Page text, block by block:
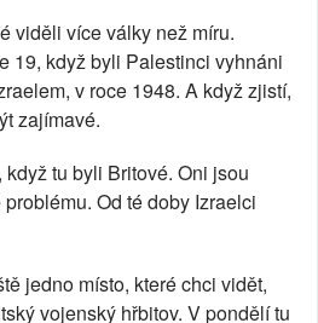
viděli více války než míru.
19, když byli Palestinci vyhnáni
v roce 1948. A když zjistí,
zajímavé.
tu byli Britové. Oni jsou
Od té doby Izraelci
jedno místo, které chci vidět,
vojenský hřbitov. V pondělí tu